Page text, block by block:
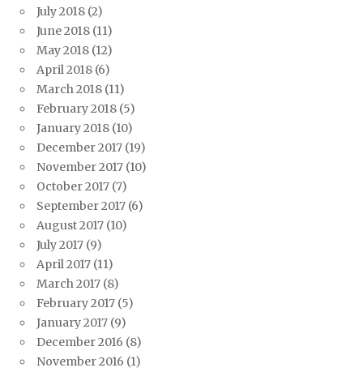
July 2018 (2)
June 2018 (11)
May 2018 (12)
April 2018 (6)
March 2018 (11)
February 2018 (5)
January 2018 (10)
December 2017 (19)
November 2017 (10)
October 2017 (7)
September 2017 (6)
August 2017 (10)
July 2017 (9)
April 2017 (11)
March 2017 (8)
February 2017 (5)
January 2017 (9)
December 2016 (8)
November 2016 (1)